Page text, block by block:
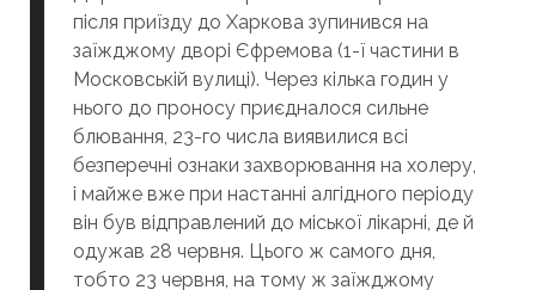
після приїзду до Харкова зупинився на
заїжджому дворі Єфремова (1-ї частини в
Московській вулиці). Через кілька годин у
нього до проносу приєдналося сильне
блювання, 23-го числа виявилися всі
безперечні ознаки захворювання на холеру,
і майже вже при настанні алгідного періоду
він був відправлений до міської лікарні, де й
одужав 28 червня. Цього ж самого дня,
тобто 23 червня, на тому ж заїжджому